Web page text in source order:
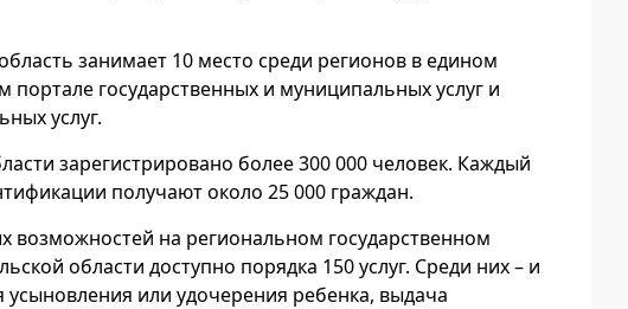
занимает 10 место среди регионов в едином
портале государственных и муниципальных услуг и
услуг.
зарегистрировано более 300 000 человек. Каждый
получают около 25 000 граждан.
возможностей на региональном государственном
области доступно порядка 150 услуг. Среди них – и
или удочерения ребенка, выдача